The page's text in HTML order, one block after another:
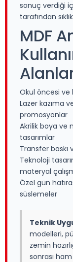
sonuç verdiği
tarafından
MDF
Okul öncesi
Lazer kazıma
promosyonlar
Akrilik boya ve
tasarımlar
Transfer baskı
Teknoloji
materyal
Özel gün
süslemeler
Teknik
modelleri,
zemin
sonrası